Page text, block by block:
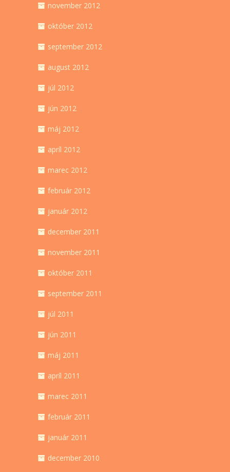
november 2012
október 2012
september 2012
august 2012
júl 2012
jún 2012
máj 2012
apríl 2012
marec 2012
február 2012
január 2012
december 2011
november 2011
október 2011
september 2011
júl 2011
jún 2011
máj 2011
apríl 2011
marec 2011
február 2011
január 2011
december 2010